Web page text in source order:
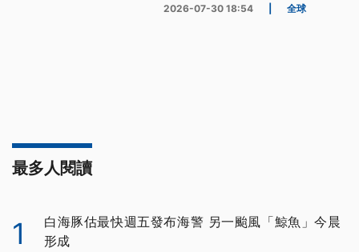
2026-07-30 18:54 全球
最多人閱讀
1
白海豚估最快週五發布海警 另一颱風「鯨魚」今晨
形成